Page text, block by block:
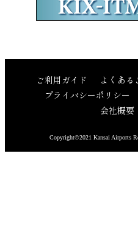
ご利用ガイド よくある
プライバシーポリシー
会社概要
Copyright©2021 Kansai Airports